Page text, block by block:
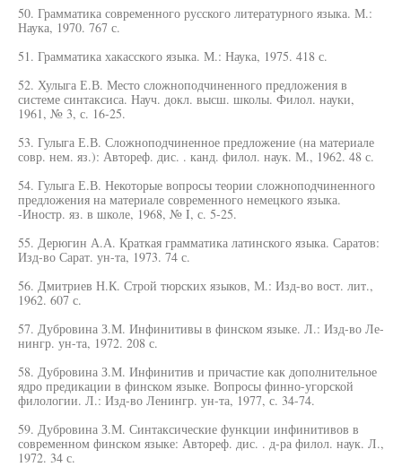
50. Грамматика современного русского литературного языка. М.:
Наука, 1970. 767 с.
51. Грамматика хакасского языка. М.: Наука, 1975. 418 с.
52. Хулыга Е.В. Место сложноподчиненного предложения в
системе синтаксиса. Науч. докл. высш. школы. Филол. науки,
1961, № 3, с. 16-25.
53. Гулыга Е.В. Сложноподчиненное предложение (на материале
совр. нем. яз.): Автореф. дис. . канд. филол. наук. М., 1962. 48 с.
54. Гулыга Е.В. Некоторые вопросы теории сложноподчиненного
предложения на материале современного немецкого языка.
-Иностр. яз. в школе, 1968, № I, с. 5-25.
55. Дерюгин А.А. Краткая грамматика латинского языка. Саратов:
Изд-во Сарат. ун-та, 1973. 74 с.
56. Дмитриев Н.К. Строй тюрских языков, М.: Изд-во вост. лит.,
1962. 607 с.
57. Дубровина З.М. Инфинитивы в финском языке. Л.: Изд-во Ле-
нингр. ун-та, 1972. 208 с.
58. Дубровина З.М. Инфинитив и причастие как дополнительное
ядро предикации в финском языке. Вопросы финно-угорской
филологии. Л.: Изд-во Ленингр. ун-та, 1977, с. 34-74.
59. Дубровина З.М. Синтаксические функции инфинитивов в
современном финском языке: Автореф. дис. . д-ра филол. наук. Л.,
1972. 34 с.